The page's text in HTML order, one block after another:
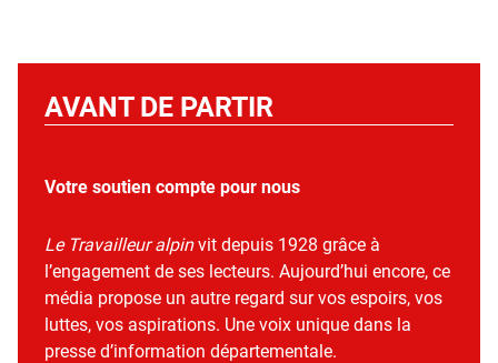
AVANT DE PARTIR
Votre soutien compte pour nous
Le Travailleur alpinvit depuis 1928 grâce à
l’engagement de ses lecteurs. Aujourd’hui encore, ce
média propose un autre regard sur vos espoirs, vos
luttes, vos aspirations. Une voix unique dans la
presse d’information départementale.